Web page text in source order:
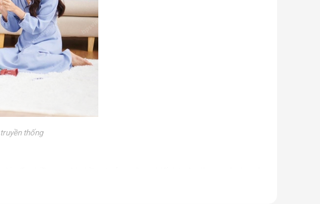
thống
rất nhiều người nhầm tưởng rằng thiết bị này là quạt hơi nước.
khí gas, ống dẫn gas, bảng điều khiển,... giống như một chiếc